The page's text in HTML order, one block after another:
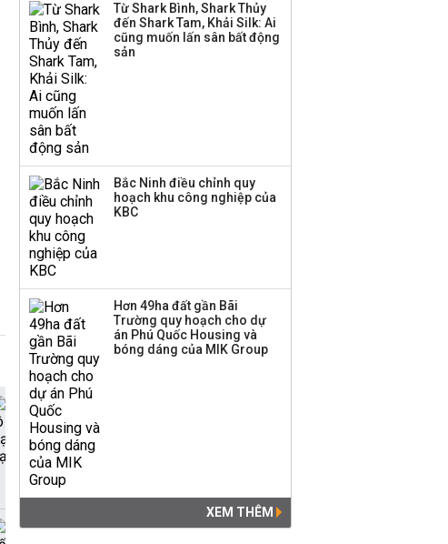
Hàng trăm tài xế xuống
nhiều ngân hàng tăng
ba chữ số trong nửa
đầu năm:
Từ Shark Bình, Shark Thủy
đến Shark Tam, Khải Silk: Ai
cũng muốn lấn sân bất động
sản
Bắc Ninh điều chỉnh quy
hoạch khu công nghiệp của
KBC
Hơn 49ha đất gần Bãi
Trường quy hoạch cho dự
án Phú Quốc Housing và
bóng dáng của MIK Group
XEM THÊM